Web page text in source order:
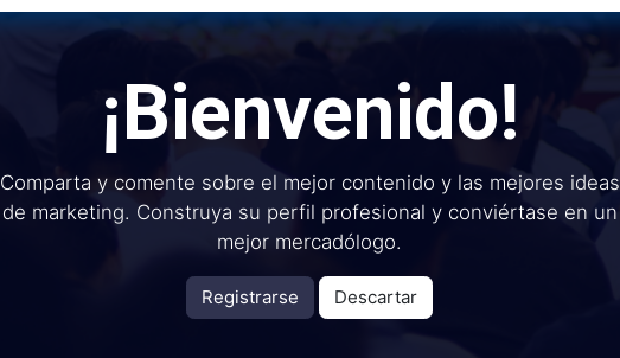
¡Bienvenido!
Comparta y comente sobre el mejor contenido y las mejores ideas
de marketing. Construya su perfil profesional y conviértase en un
mejor mercadólogo.
Registrarse Descartar